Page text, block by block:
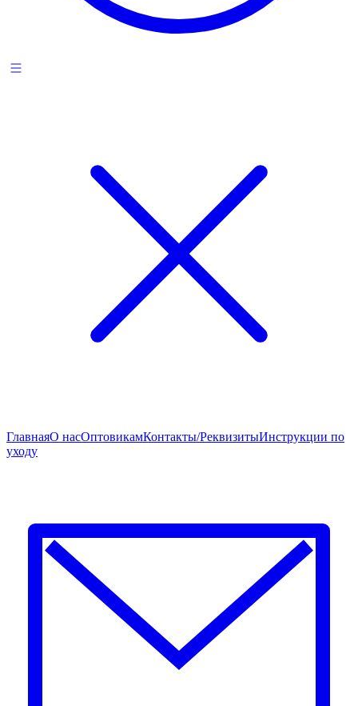
ГлавнаяО насОптовикамКонтакты/РеквизитыИнструкции по
уходу